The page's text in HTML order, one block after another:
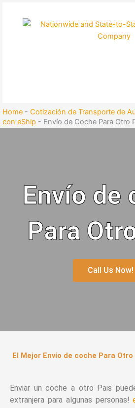
Home - Cotización de Transporte de
con eShip - Envío de Coche Para Otro
Envío de
Para
Call Us Now!
El Mejor Envío de coche Para Otro
Enviar un coche a otro Pais
extranjera para algunas personas!